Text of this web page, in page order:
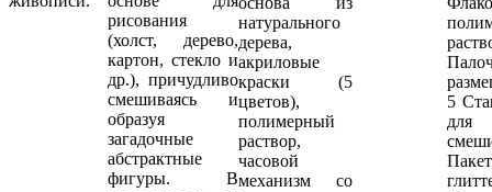
рисования
(холст, дерево,
картон, стекло и
др.), причудливо
смешиваясь и
образуя
загадочные
абстрактные
фигуры. В
натурального
дерева,
акриловые
краски (5
цветов),
полимерный
раствор,
часовой
механизм со
5
для